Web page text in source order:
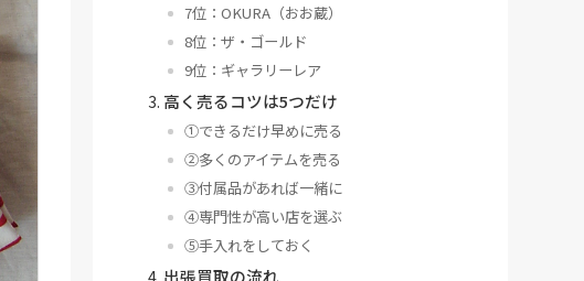
7位：OKURA（おお蔵）
8位：ザ・ゴールド
9位：ギャラリーレア
高く売るコツは5つだけ
①できるだけ早めに売る
②多くのアイテムを売る
③付属品があれば一緒に
④専門性が高い店を選ぶ
⑤手入れをしておく
出張買取の流れ